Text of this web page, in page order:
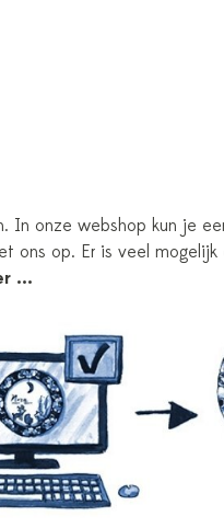
onze webshop kun je
op. Er is veel
...